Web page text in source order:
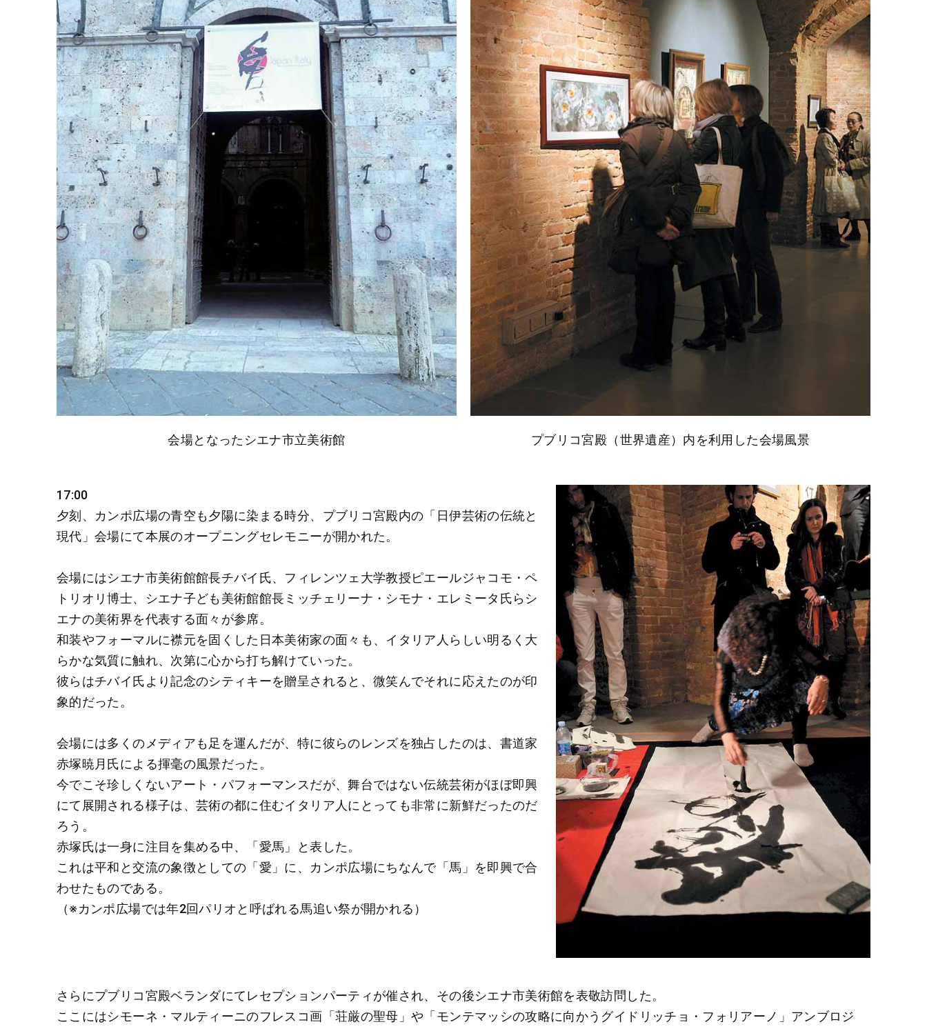
会場となったシエナ市立美術館 プブリコ宮殿（世界遺産）内を利用した会場風景
17:00
夕刻、カンポ広場の青空も夕陽に染まる時分、プブリコ宮殿内の「日伊芸術の伝統と
現代」会場にて本展のオープニングセレモニーが開かれた。
会場にはシエナ市美術館館長チバイ氏、フィレンツェ大学教授ピエールジャコモ・ペ
トリオリ博士、シエナ子ども美術館館長ミッチェリーナ・シモナ・エレミータ氏らシ
エナの美術界を代表する面々が参席。
和装やフォーマルに襟元を固くした日本美術家の面々も、イタリア人らしい明るく大
らかな気質に触れ、次第に心から打ち解けていった。
彼らはチバイ氏より記念のシティキーを贈呈されると、微笑んでそれに応えたのが印
象的だった。
会場には多くのメディアも足を運んだが、特に彼らのレンズを独占したのは、書道家
赤塚暁月氏による揮毫の風景だった。
今でこそ珍しくないアート・パフォーマンスだが、舞台ではない伝統芸術がほぼ即興
にて展開される様子は、芸術の都に住むイタリア人にとっても非常に新鮮だったのだ
ろう。
赤塚氏は一身に注目を集める中、「愛馬」と表した。
これは平和と交流の象徴としての「愛」に、カンポ広場にちなんで「馬」を即興で合
わせたものである。
（※カンポ広場では年2回パリオと呼ばれる馬追い祭が開かれる）
さらにプブリコ宮殿ベランダにてレセプションパーティが催され、その後シエナ市美術館を表敬訪問した。
ここにはシモーネ・マルティーニのフレスコ画「荘厳の聖母」や「モンテマッシの攻略に向かうグイドリッチョ・フォリアーノ」アンブロジ